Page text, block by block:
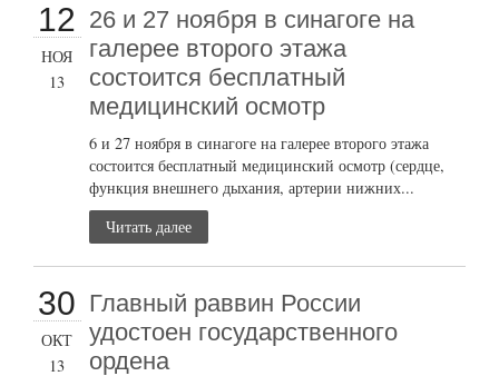
12
НОЯ
13
26 и 27 ноября в синагоге на
галерее второго этажа
состоится бесплатный
медицинский осмотр
6 и 27 ноября в синагоге на галерее второго этажа
состоится бесплатный медицинский осмотр (сердце,
функция внешнего дыхания, артерии нижних...
Читать далее
30
ОКТ
13
Главный раввин России
удостоен государственного
ордена